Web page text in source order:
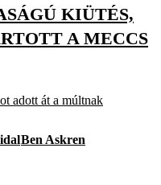
KIÜTÉS,
A MECCS
adott át a múltnak
Ben Askren